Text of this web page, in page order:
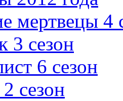
мертвецы 4
3 сезон
6 сезон
сезон